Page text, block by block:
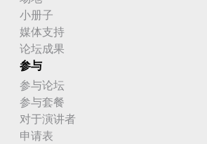
小册子
媒体支持
论坛成果
参与
参与论坛
参与套餐
对于演讲者
申请表